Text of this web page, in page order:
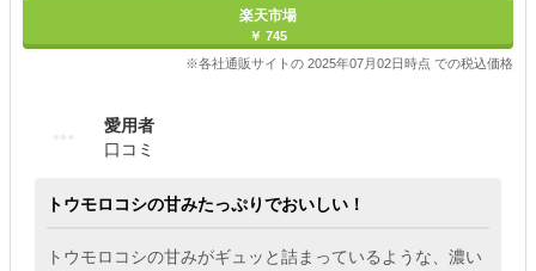
楽天市場
￥ 745
※各社通販サイトの 2025年07月02日時点 での税込価格
愛用者
口コミ
トウモロコシの甘みたっぷりでおいしい！
トウモロコシの甘みがギュッと詰まっているような、濃い